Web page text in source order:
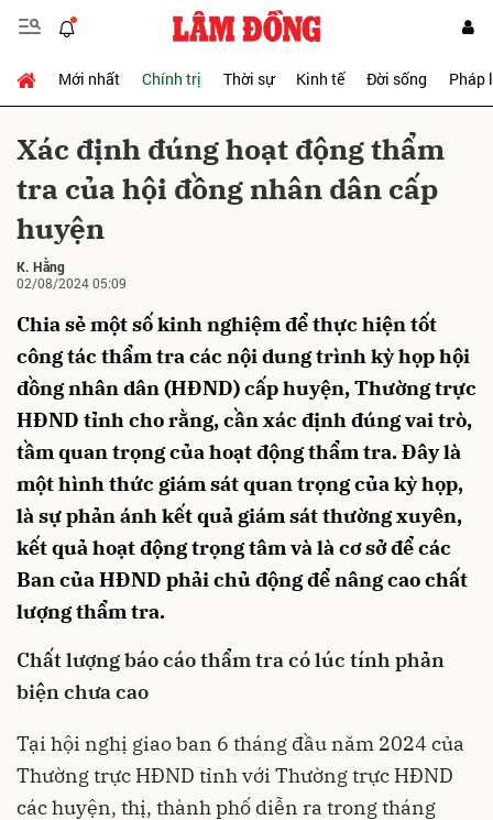
Mới nhất Chính trị Thời sự Kinh tế Đời sống Pháp
Xác định đúng hoạt động thẩm
tra của hội đồng nhân dân cấp
huyện
K. Hằng
02/08/2024 05:09
Chia sẻ một số kinh nghiệm để thực hiện tốt
công tác thẩm tra các nội dung trình kỳ họp hội
đồng nhân dân (HĐND) cấp huyện, Thường trực
HĐND tỉnh cho rằng, cần xác định đúng vai trò,
tầm quan trọng của hoạt động thẩm tra. Đây là
một hình thức giám sát quan trọng của kỳ họp,
là sự phản ánh kết quả giám sát thường xuyên,
kết quả hoạt động trọng tâm và là cơ sở để các
Ban của HĐND phải chủ động để nâng cao chất
lượng thẩm tra.
Chất lượng báo cáo thẩm tra có lúc tính phản
biện chưa cao
Tại hội nghị giao ban 6 tháng đầu năm 2024 của
Thường trực HĐND tỉnh với Thường trực HĐND
các huyện, thị, thành phố diễn ra trong tháng
Gửi bình luận
Hủy Gửi